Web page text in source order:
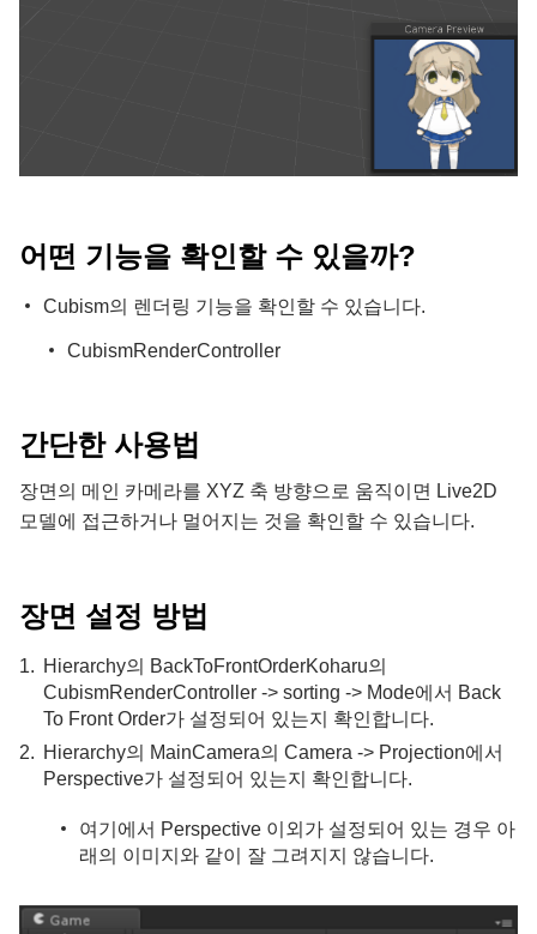
어떤 기능을 확인할 수 있을까?
Cubism의 렌더링 기능을 확인할 수 있습니다.
CubismRenderController
간단한 사용법
장면의 메인 카메라를 XYZ 축 방향으로 움직이면 Live2D
모델에 접근하거나 멀어지는 것을 확인할 수 있습니다.
장면 설정 방법
Hierarchy의 BackToFrontOrderKoharu의
CubismRenderController -> sorting -> Mode에서 Back
To Front Order가 설정되어 있는지 확인합니다.
Hierarchy의 MainCamera의 Camera -> Projection에서
Perspective가 설정되어 있는지 확인합니다.
여기에서 Perspective 이외가 설정되어 있는 경우 아
래의 이미지와 같이 잘 그려지지 않습니다.